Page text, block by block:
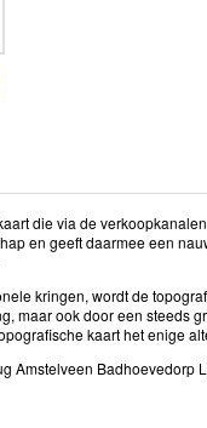
die via de
en geeft daarmee een
kringen, wordt de
maar ook door een steeds
kaart het enige
Amstelveen Badhoevedorp